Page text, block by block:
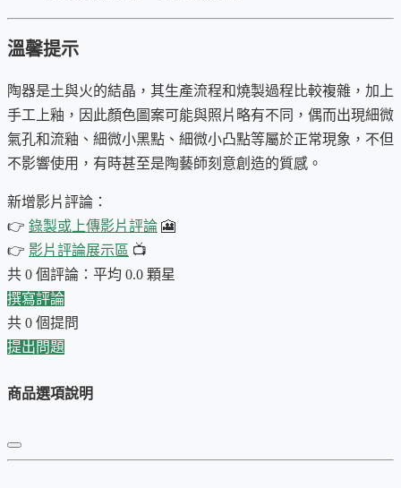
溫馨提示
陶器是土與火的結晶，其生產流程和燒製過程比較複雜，加上
手工上釉，因此顏色圖案可能與照片略有不同，偶而出現細微
氣孔和流釉、細微小黑點、細微小凸點等屬於正常現象，不但
不影響使用，有時甚至是陶藝師刻意創造的質感。
新增影片評論：
👉 錄製或上傳影片評論 🎦
👉 影片評論展示區 📺
共 0 個評論：平均 0.0 顆星
撰寫評論
共 0 個提問
提出問題
商品選項說明